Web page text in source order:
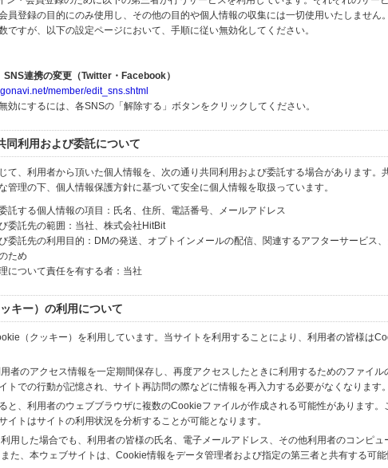
員登録の目的にのみ使用し、その他の目的や個人情報の収集には一切使用いたしません
ですが、以下の設定ページにおいて、手順に従い無効化してください。
連携の変更（Twitter・Facebook）
member/edit_sns.shtml
効にするには、各SNSの「解除する」ボタンをクリックしてください。
同利用および委託について
て、利用者から頂いた個人情報を、次の通り共同利用および委託する場合があります。
管理の下、個人情報保護方針に基づいて安全に個人情報を取扱っています。
託する個人情報の項目：氏名、住所、電話番号、メールアドレス
委託先の範囲：当社、株式会社HitBit
委託先の利用目的：DMの発送、オプトインメールの配信、関連するアフターサービス
ため
について責任を有する者：当社
キー）の利用について
（クッキー）を利用しています。当サイトを利用することにより、利用者の皆様は
者のアクセス情報を一定期間保存し、再度アクセスしたときに利用するためのファイ
トでの行動が記憶され、サイト再訪問の際などに情報を再入力する必要がなくなります。
と、利用者のウェブブラウザに複数のCookieファイルが作成される可能性があります
イトはサイトの利用状況を分析することが可能となります。
用した場合でも、利用者の皆様の氏名、電子メールアドレス、その他利用者のコンピュ
た、本ウェブサイトは、Cookie情報をデータ管理者および指定の第三者と共有する可能